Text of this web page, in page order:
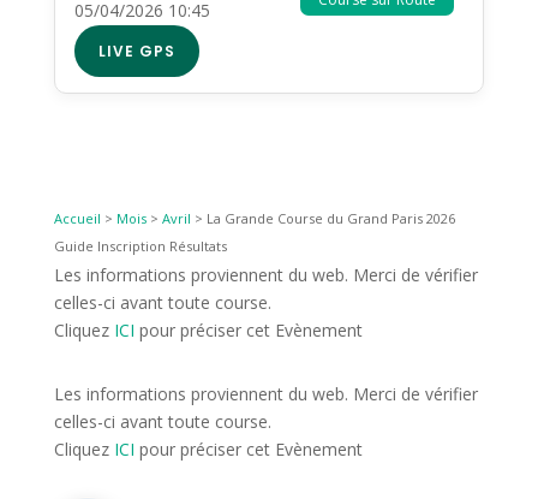
05/04/2026 10:45
LIVE GPS
Accueil > Mois> Avril > La Grande Course du Grand Paris 2026
Guide Inscription Résultats
Les informations proviennent du web. Merci de vérifier
celles-ci avant toute course.
Cliquez ICI pour préciser cet Evènement
Les informations proviennent du web. Merci de vérifier
celles-ci avant toute course.
Cliquez ICI pour préciser cet Evènement